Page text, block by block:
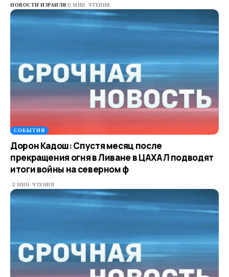
НОВОСТИ ИЗРАИЛЯ 0 МИН. ЧТЕНИЯ
СОБЫТИЯ
Дорон Кадош: Спустя месяц после
прекращения огня в Ливане в ЦАХАЛ подводят
итоги войны на северном ф
2 МИН. ЧТЕНИЯ